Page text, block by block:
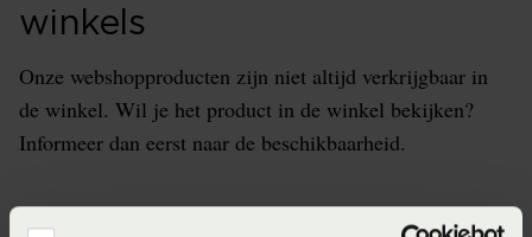
winkels
Onze webshopproducten zijn niet altijd verkrijgbaar in
de winkel. Wil je het product in de winkel bekijken?
Informeer dan eerst naar de beschikbaarheid.